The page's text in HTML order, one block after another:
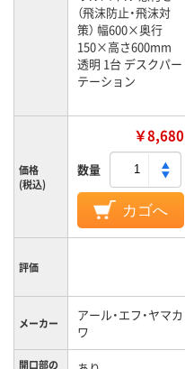
（飛沫防止・飛沫対
策） 幅600×奥行
150×高さ600mm
透明 1台 デスクパー
テーション
価格
(税込)
￥8,680
数量
カゴへ
評価
メーカー
アール・エフ・ヤマカ
ワ
開口部の